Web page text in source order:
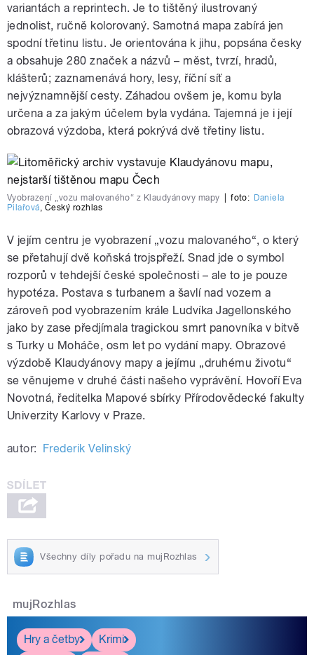
variantách a reprintech. Je to tištěný ilustrovaný
jednolist, ručně kolorovaný. Samotná mapa zabírá jen
spodní třetinu listu. Je orientována k jihu, popsána česky
a obsahuje 280 značek a názvů – měst, tvrzí, hradů,
klášterů; zaznamenává hory, lesy, říční síť a
nejvýznamnější cesty. Záhadou ovšem je, komu byla
určena a za jakým účelem byla vydána. Tajemná je i její
obrazová výzdoba, která pokrývá dvě třetiny listu.
Vyobrazení „vozu malovaného“ z Klaudyánovy mapy foto: Daniela
Pilařová, Český rozhlas
V jejím centru je vyobrazení „vozu malovaného“, o který
se přetahují dvě koňská trojspřeží. Snad jde o symbol
rozporů v tehdejší české společnosti – ale to je pouze
hypotéza. Postava s turbanem a šavlí nad vozem a
zároveň pod vyobrazením krále Ludvíka Jagellonského
jako by zase předjímala tragickou smrt panovníka v bitvě
s Turky u Moháče, osm let po vydání mapy. Obrazové
výzdobě Klaudyánovy mapy a jejímu „druhému životu“
se věnujeme v druhé části našeho vyprávění. Hovoří Eva
Novotná, ředitelka Mapové sbírky Přírodovědecké fakulty
Univerzity Karlovy v Praze.
autor: Frederik Velinský
Všechny díly pořadu na mujRozhlas
mujRozhlas
Hry a četby
Krimi